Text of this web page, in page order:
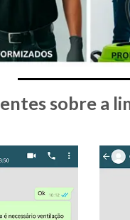
sobre a